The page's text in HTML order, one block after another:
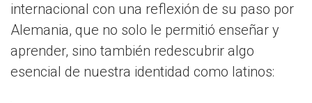
internacional con una reflexión de su paso por
Alemania, que no solo le permitió enseñar y
aprender, sino también redescubrir algo
esencial de nuestra identidad como latinos: